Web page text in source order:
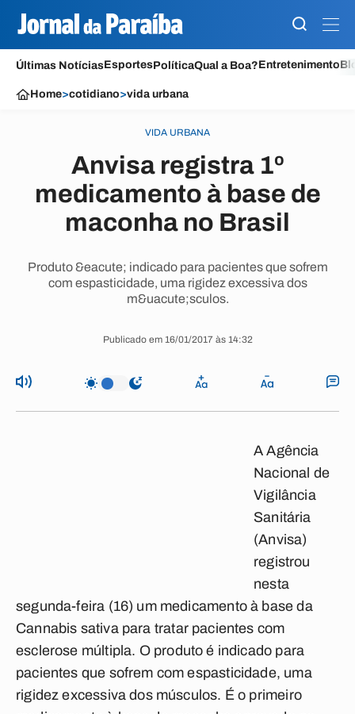
Últimas NotíciasEsportesPolíticaQual a Boa?Entretenimento
Home>cotidiano>vida urbana
VIDA URBANA
Anvisa registra 1º
medicamento à base de
maconha no Brasil
Produto &eacute; indicado para pacientes que sofrem
com espasticidade, uma rigidez excessiva dos
m&uacute;sculos.
Publicado em 16/01/2017 às 14:32
A Agência
Nacional de
Vigilância
Sanitária
(Anvisa)
registrou
nesta
segunda-feira (16) um medicamento à base da
Cannabis sativa para tratar pacientes com
esclerose múltipla. O produto é indicado para
pacientes que sofrem com espasticidade, uma
rigidez excessiva dos músculos. É o primeiro